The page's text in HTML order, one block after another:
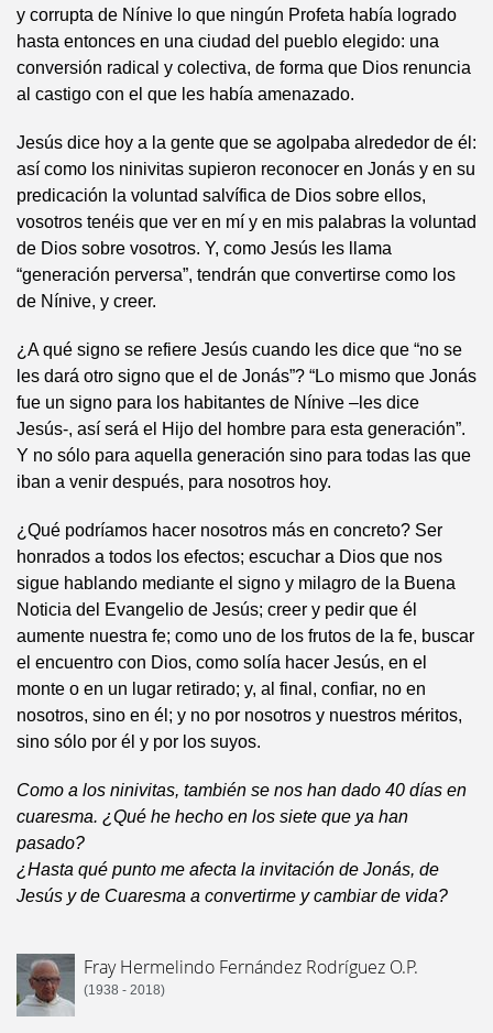
y corrupta de Nínive lo que ningún Profeta había logrado
hasta entonces en una ciudad del pueblo elegido: una
conversión radical y colectiva, de forma que Dios renuncia
al castigo con el que les había amenazado.
Jesús dice hoy a la gente que se agolpaba alrededor de él:
así como los ninivitas supieron reconocer en Jonás y en su
predicación la voluntad salvífica de Dios sobre ellos,
vosotros tenéis que ver en mí y en mis palabras la voluntad
de Dios sobre vosotros. Y, como Jesús les llama
“generación perversa”, tendrán que convertirse como los
de Nínive, y creer.
¿A qué signo se refiere Jesús cuando les dice que “no se
les dará otro signo que el de Jonás”? “Lo mismo que Jonás
fue un signo para los habitantes de Nínive –les dice
Jesús-, así será el Hijo del hombre para esta generación”.
Y no sólo para aquella generación sino para todas las que
iban a venir después, para nosotros hoy.
¿Qué podríamos hacer nosotros más en concreto? Ser
honrados a todos los efectos; escuchar a Dios que nos
sigue hablando mediante el signo y milagro de la Buena
Noticia del Evangelio de Jesús; creer y pedir que él
aumente nuestra fe; como uno de los frutos de la fe, buscar
el encuentro con Dios, como solía hacer Jesús, en el
monte o en un lugar retirado; y, al final, confiar, no en
nosotros, sino en él; y no por nosotros y nuestros méritos,
sino sólo por él y por los suyos.
Como a los ninivitas, también se nos han dado 40 días en
cuaresma. ¿Qué he hecho en los siete que ya han
pasado?
¿Hasta qué punto me afecta la invitación de Jonás, de
Jesús y de Cuaresma a convertirme y cambiar de vida?
Fray Hermelindo Fernández Rodríguez O.P.
(1938 - 2018)